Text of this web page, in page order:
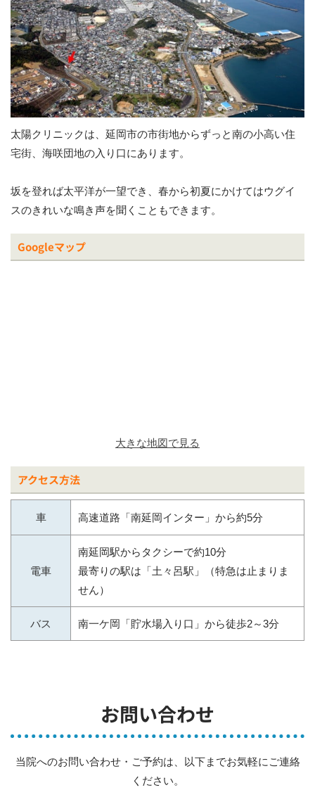
太陽クリニックは、延岡市の市街地からずっと南の小高い住
宅街、海咲団地の入り口にあります。
坂を登れば太平洋が一望でき、春から初夏にかけてはウグイ
スのきれいな鳴き声を聞くこともできます。
Googleマップ
大きな地図で見る
アクセス方法
車 高速道路「南延岡インター」から約5分
電車
南延岡駅からタクシーで約10分
最寄りの駅は「土々呂駅」（特急は止まりま
せん）
バス 南一ケ岡「貯水場入り口」から徒歩2～3分
お問い合わせ
当院へのお問い合わせ・ご予約は、以下までお気軽にご連絡
ください。